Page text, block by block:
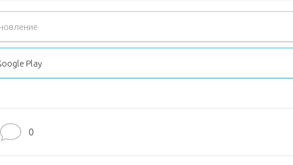
Play
0